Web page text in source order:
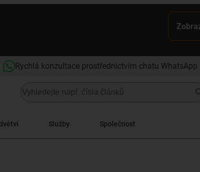
Rychlá konzultace prostřednictvím chatu WhatsApp
Služby Společnost